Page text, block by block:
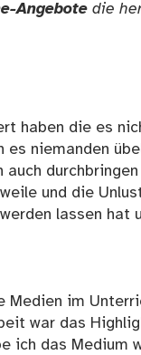
Angebotedie
haben die es
es niemanden
auch
und die
lassen hat
Medien im
war das
ich das Medium